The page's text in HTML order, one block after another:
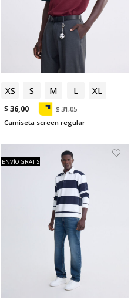
XS S M L XL
$ 36,00
$ 31,05
Camiseta screen regular
ENVÍO GRATIS